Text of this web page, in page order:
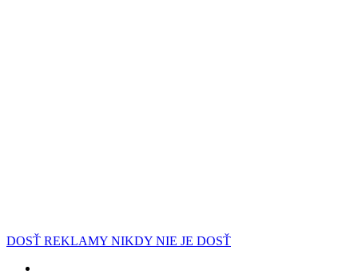
DOSŤ REKLAMY NIKDY NIE JE DOSŤ